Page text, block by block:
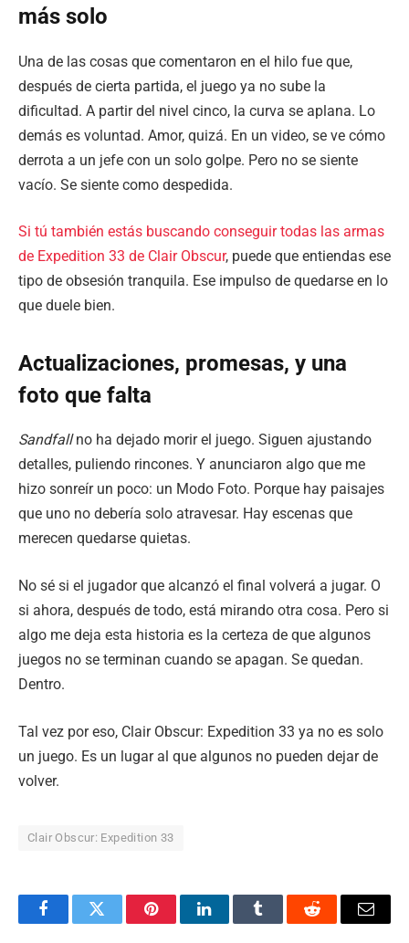
más solo
Una de las cosas que comentaron en el hilo fue que,
después de cierta partida, el juego ya no sube la
dificultad. A partir del nivel cinco, la curva se aplana. Lo
demás es voluntad. Amor, quizá. En un video, se ve cómo
derrota a un jefe con un solo golpe. Pero no se siente
vacío. Se siente como despedida.
Si tú también estás buscando conseguir todas las armas
de Expedition 33 de Clair Obscur, puede que entiendas ese
tipo de obsesión tranquila. Ese impulso de quedarse en lo
que duele bien.
Actualizaciones, promesas, y una
foto que falta
Sandfallno ha dejado morir el juego. Siguen ajustando
detalles, puliendo rincones. Y anunciaron algo que me
hizo sonreír un poco: un Modo Foto. Porque hay paisajes
que uno no debería solo atravesar. Hay escenas que
merecen quedarse quietas.
No sé si el jugador que alcanzó el final volverá a jugar. O
si ahora, después de todo, está mirando otra cosa. Pero si
algo me deja esta historia es la certeza de que algunos
juegos no se terminan cuando se apagan. Se quedan.
Dentro.
Tal vez por eso, Clair Obscur: Expedition 33 ya no es solo
un juego. Es un lugar al que algunos no pueden dejar de
volver.
Clair Obscur: Expedition 33
FacebookTwitter PinterestLinkedInTumblr Reddit Email